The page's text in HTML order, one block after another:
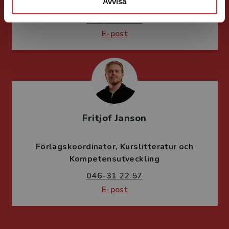
Lärarutbildning och pedagogik
046-31 22 38
E-post
Fritjof Janson
Förlagskoordinator Kurslitteratur och
Kompetensutveckling
046-31 22 57
E-post